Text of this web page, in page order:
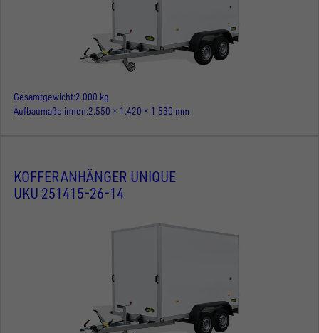
Gesamtgewicht 2.000 kg
Aufbaumaße innen 2.550 × 1.420 × 1.530 mm
KOFFERANHÄNGER UNIQUE
UKU 251415-26-14